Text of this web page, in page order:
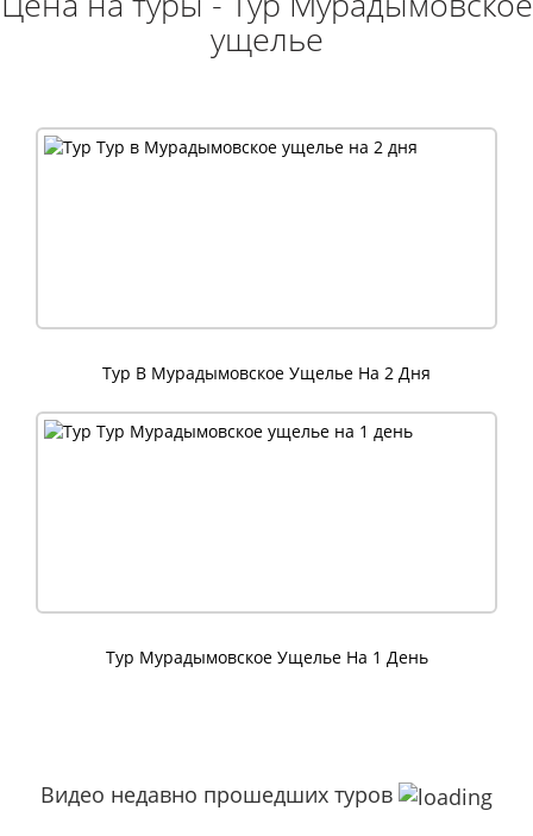
ущелье
Тур В Мурадымовское Ущелье На 2 Дня
Тур Мурадымовское Ущелье На 1 День
Видео недавно прошедших туров